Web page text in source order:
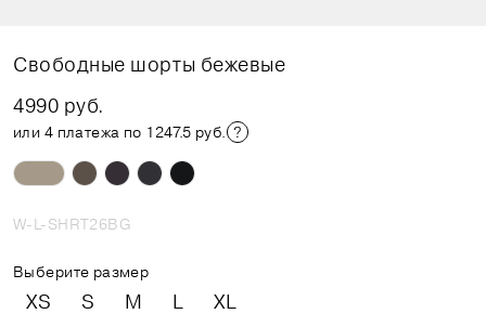
Свободные шорты бежевые
4990 руб.
или 4 платежа по 1247.5 руб.
W-L-SHRT26BG
Выберите размер
XS S M L XL